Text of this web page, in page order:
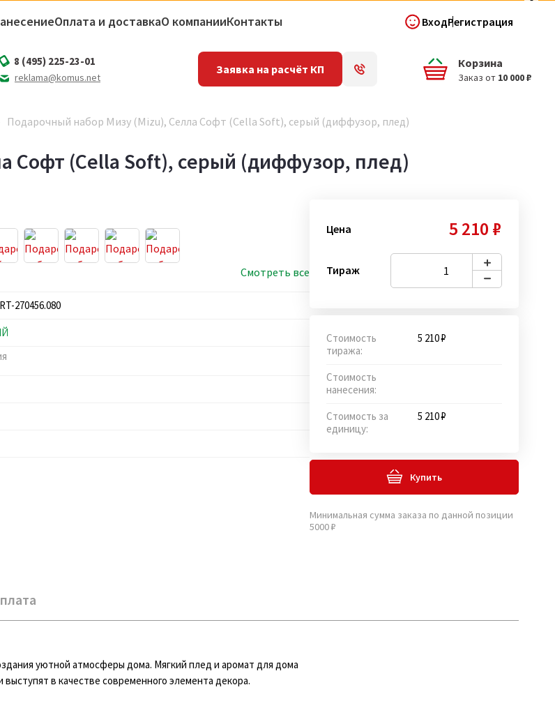
Оплата и доставкаО компанииКонтакты ВходРегистрация
Корзина
Заказ от 10 000 ₽
8 (495) 225-23-01
reklama@komus.net
Заявка на расчёт КП
Подарочный набор Мизу (Mizu), Селла Софт (Cella Soft), серый (диффузор, плед)
Софт (Cella Soft), серый (диффузор, плед)
Смотреть все
270456.080
Цена 5 210 ₽
Тираж
Стоимость
тиража:
5 210 ₽
Стоимость
нанесения:
Стоимость за
единицу:
5 210 ₽
Купить
Минимальная сумма заказа по данной позиции
5000 ₽
уютной атмосферы дома. Мягкий плед и аромат для дома
в качестве современного элемента декора.